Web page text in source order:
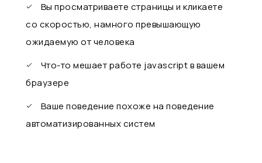
Вы просматриваете страницы и кликаете
со скоростью, намного превышающую
ожидаемую от человека
Что-то мешает работе javascript в вашем
браузере
Ваше поведение похоже на поведение
автоматизированных систем